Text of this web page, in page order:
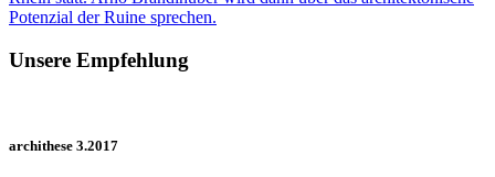
Potenzial der Ruine sprechen.
Unsere Empfehlung
archithese 3.2017